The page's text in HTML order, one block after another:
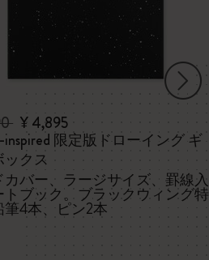
¥ 4,895
版ドローイング ギ
ックス
カバー、ラージサイズ、罫線入
トブック。ブラックウィング特
筆4本、ピン2本